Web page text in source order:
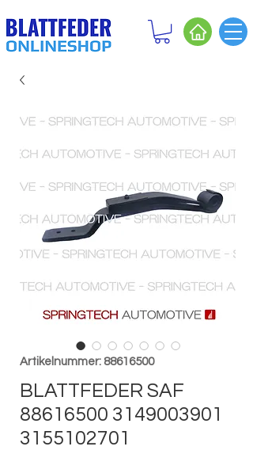
Artikelnummer: 88616500
BLATTFEDER SAF
88616500 3149003901
3155102701